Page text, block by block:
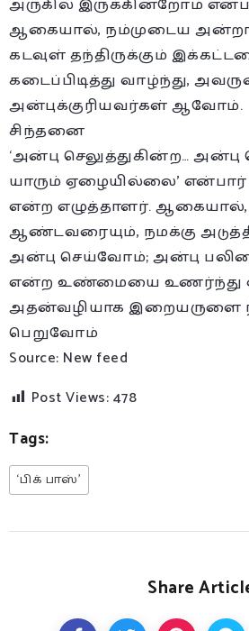
அருகில் இருக்கின்றோம்
ஆகையால், நம்முடைய
கடவுள் தந்திருக்கும்
கடைப்பிடித்து வாழ்ந்து,
அன்புக்குரியவர்கள் ஆவோம்.
சிந்தனை
‘அன்பு செலுத்துகின்ற… அன்பு
யாரும் ஏழையில்லை’
என்ற எழுத்தாளர். ஆகையால்,
ஆண்டவரையும், நமக்கு
அன்பு செய்வோம்; அன்பு
என்ற உண்மையை உணர்ந்து
அதன்வழியாக இறையருளை
பெறுவோம்
Source: New feed
Post Views:478
Tags:
‘பிக் பாஸ்’
Share